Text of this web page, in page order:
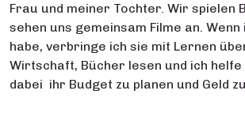
Frau und meiner Tochter. Wir spielen
sehen uns gemeinsam Filme an. Wenn
habe, verbringe ich sie mit Lernen
Wirtschaft, Bücher lesen und ich helfe
dabei ihr Budget zu planen und Geld